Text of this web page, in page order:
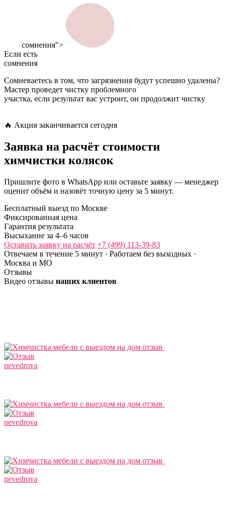
сомнения">
Если есть
сомнения
Сомневаетесь в том, что загрязнения будут успешно удалены?
Мастер проведет чистку проблемного
участка, если результат вас устроит, он продолжит чистку
🔥 Акция заканчивается сегодня
Заявка на расчёт стоимости
химчистки колясок
Пришлите фото в WhatsApp или оставьте заявку — менеджер
оценит объём и назовёт точную цену за 5 минут.
Бесплатный выезд по Москве
Фиксированная цена
Гарантия результата
Высыхание за 4–6 часов
Оставить заявку на расчёт +7 (499) 113-39-83
Отвечаем в течение 5 минут · Работаем без выходных ·
Москва и МО
Отзывы
Видео отзывы наших клиентов
nevedrova
nevedrova
nevedrova